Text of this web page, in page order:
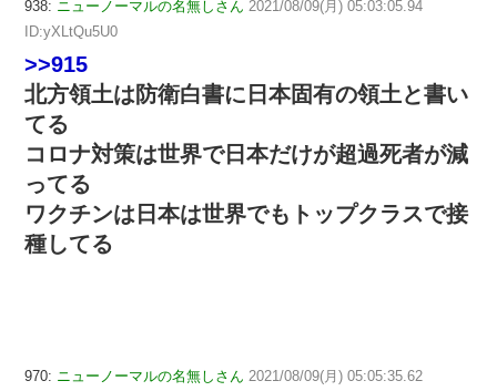
938: ニューノーマルの名無しさん 2021/08/09(月) 05:03:05.94
ID:yXLtQu5U0
>>915
北方領土は防衛白書に日本固有の領土と書い
てる
コロナ対策は世界で日本だけが超過死者が減
ってる
ワクチンは日本は世界でもトップクラスで接
種してる
970: ニューノーマルの名無しさん 2021/08/09(月) 05:05:35.62